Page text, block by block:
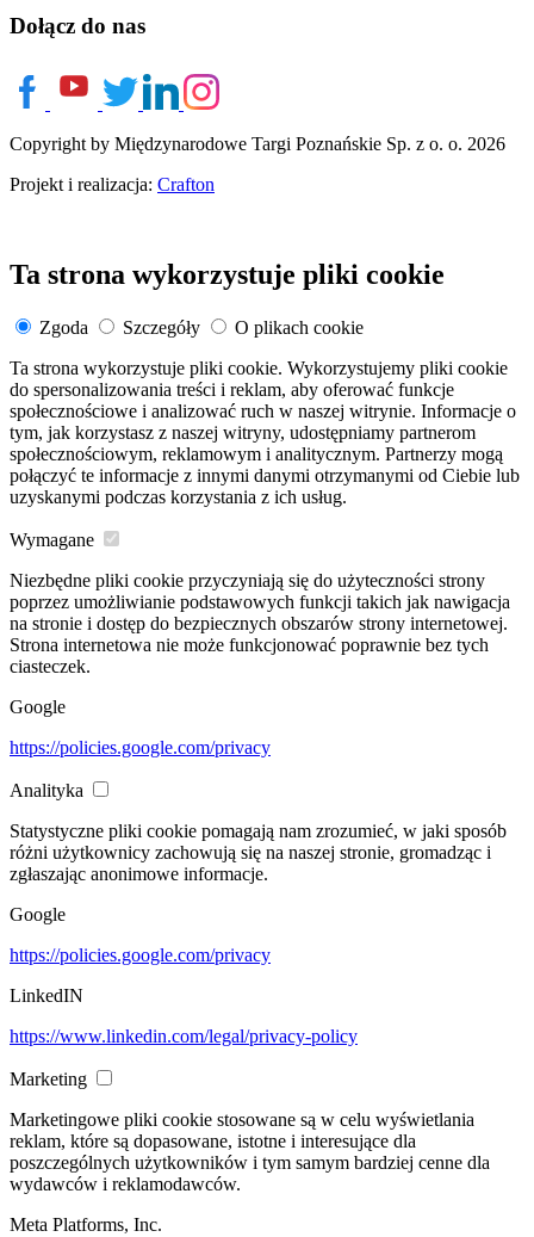
Dołącz do nas
Copyright by Międzynarodowe Targi Poznańskie Sp. z o. o. 2026
Projekt i realizacja: Crafton
Ta strona wykorzystuje pliki cookie
Zgoda Szczegóły
O plikach cookie
Ta strona wykorzystuje pliki cookie. Wykorzystujemy pliki cookie
do spersonalizowania treści i reklam, aby oferować funkcje
społecznościowe i analizować ruch w naszej witrynie. Informacje o
tym, jak korzystasz z naszej witryny, udostępniamy partnerom
społecznościowym, reklamowym i analitycznym. Partnerzy mogą
połączyć te informacje z innymi danymi otrzymanymi od Ciebie lub
uzyskanymi podczas korzystania z ich usług.
Wymagane
Niezbędne pliki cookie przyczyniają się do użyteczności strony
poprzez umożliwianie podstawowych funkcji takich jak nawigacja
na stronie i dostęp do bezpiecznych obszarów strony internetowej.
Strona internetowa nie może funkcjonować poprawnie bez tych
ciasteczek.
Google
https://policies.google.com/privacy
Analityka
Statystyczne pliki cookie pomagają nam zrozumieć, w jaki sposób
różni użytkownicy zachowują się na naszej stronie, gromadząc i
zgłaszając anonimowe informacje.
Google
https://policies.google.com/privacy
LinkedIN
https://www.linkedin.com/legal/privacy-policy
Marketing
Marketingowe pliki cookie stosowane są w celu wyświetlania
reklam, które są dopasowane, istotne i interesujące dla
poszczególnych użytkowników i tym samym bardziej cenne dla
wydawców i reklamodawców.
Meta Platforms, Inc.